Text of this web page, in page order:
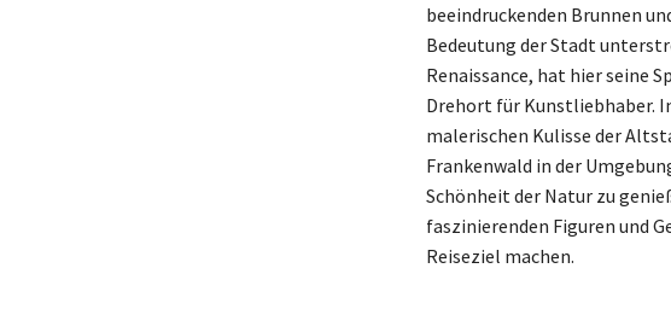
beeindruckenden Brunnen
Bedeutung der Stadt
Renaissance, hat hier seine
Drehort für Kunstliebhaber.
malerischen Kulisse der
Frankenwald in der
Schönheit der Natur zu
faszinierenden Figuren und
Reiseziel machen.